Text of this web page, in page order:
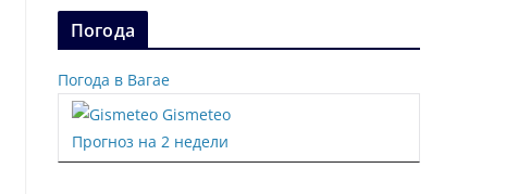
Погода
Погода в Вагае
Gismeteo
Прогноз на 2 недели